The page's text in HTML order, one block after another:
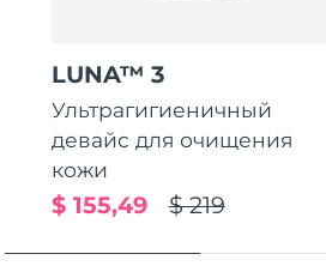
LUNA™ 3
Ультрагигиеничный
девайс для очищения
кожи
$ 219
$ 155,49